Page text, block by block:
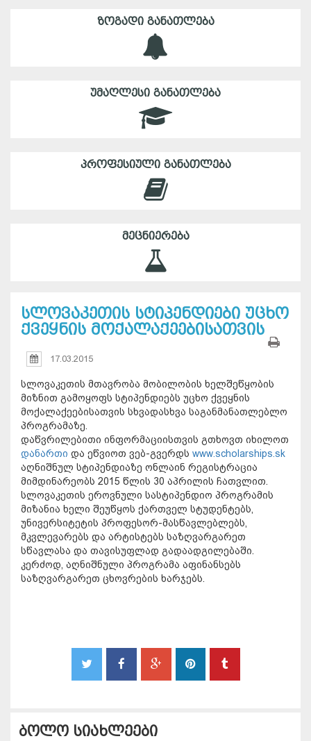
ᲖᲝᲒᲐᲓᲘ ᲒᲐᲜᲐᲗᲚᲔᲑᲐ
ᲣᲛᲐᲦᲚᲔᲡᲘ ᲒᲐᲜᲐᲗᲚᲔᲑᲐ
ᲞᲠᲝᲤᲔᲡᲘᲣᲚᲘ ᲒᲐᲜᲐᲗᲚᲔᲑᲐ
ᲛᲔᲪᲜᲘᲔᲠᲔᲑᲐ
სლოვაკეთის სტიპენდიები უცხო
ქვეყნის მოქალაქეებისათვის
17.03.2015
სლოვაკეთის მთავრობა მობილობის ხელშეწყობის
მიზნით გამოყოფს სტიპენდიებს უცხო ქვეყნის
მოქალაქეებისათვის სხვადასხვა საგანმანათლებლო
პროგრამაზე.
დაწვრილებითი ინფორმაციისთვის გთხოვთ იხილოთ
დანართი და ეწვიოთ ვებ-გვერდს www.scholarships.sk
აღნიშნულ სტიპენდიაზე ონლაინ რეგისტრაცია
მიმდინარეობს 2015 წლის 30 აპრილის ჩათვლით.
სლოვაკეთის ეროვნული სასტიპენდიო პროგრამის
მიზანია ხელი შეუწყოს ქართველ სტუდენტებს,
უნივერსიტეტის პროფესორ-მასწავლებლებს,
მკვლევარებს და არტისტებს საზღვარგარეთ
სწავლასა და თავისუფლად გადაადგილებაში.
კერძოდ, აღნიშნული პროგრამა აფინანსებს
საზღვარგარეთ ცხოვრების ხარჯებს.
ბოლო სიახლეები